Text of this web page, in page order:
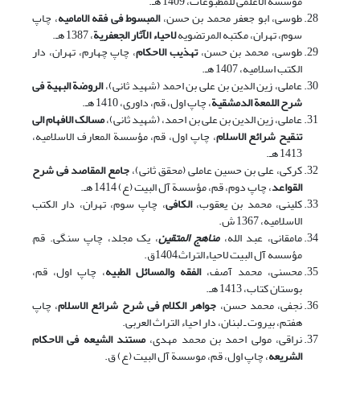
طوسی، ابو جعفر محمد بن حسن،المبسوط فی فقه الامامیه، چاپ
سوم، تهران، مکتبه المرتضویهلاحیاء الآثار الجعفریة، 1387 هـ.
طوسی، محمد بن حسن،تهذیب الاحکام، چاپ چهارم، تهران، دار
الکتب اسلامیه، 1407 هـ.
عاملی، زین الدین بن علی بن احمد (شهید ثانی)،الروضة البهیة فی
شرح اللمعة الدمشقیة، چاپ اول، قم، داوری، 1410 هـ.
عاملی، زین الدین بن علی بن احمد، (شهید ثانی)،مسالک الافهام الی
تنقیح شرائع الاسلام، چاپ اول، قم، مؤسسة المعارف الاسلامیه،
1413 هـ.
کرکی، علی بن حسین عاملی (محقق ثانی)،جامع المقاصد فی شرح
القواعد، چاپ دوم، قم، مؤسسة آل البیت (ع) 1414 هـ.
کلینی، محمد بن یعقوب،الکافی، چاپ سوم، تهران، دار الکتب
الاسلامیه، 1367 ش.
مامقانی، عبد الله،مناهج المتقین، یک مجلد، چاپ سنگی. قم,
مؤسسه آل البیت لاحیاءالتراث,1404ق.
محسنی، محمد آصف،الفقه والمسائل الطبیه، چاپ اول، قم،
بوستان کتاب، 1413 هـ.
نجفی، محمد حسن، جواهر الکلام فی شرح شرائع الاسلام، چاپ
هفتم، بیروت ـ لبنان، دار احیاء التراث العربی.
نراقی، مولی احمد بن محمد مهدی،مستند الشیعه فی الاحکام
الشریعه، چاپ اول، قم، موسسة آل البیت (ع) ق.